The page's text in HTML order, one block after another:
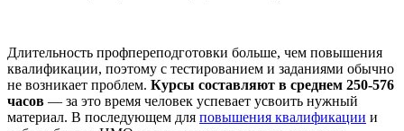
Длительность профпереподготовки больше, чем повышения
квалификации, поэтому с тестированием и заданиями обычно
не возникает проблем. Курсы составляют в среднем 250-576
часов — за это время человек успевает усвоить нужный
материал. В последующем для повышения квалификации и